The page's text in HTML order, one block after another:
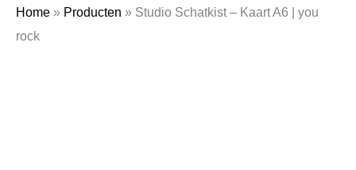
Home » Producten » Studio Schatkist – Kaart A6 | you
rock
Studio
-